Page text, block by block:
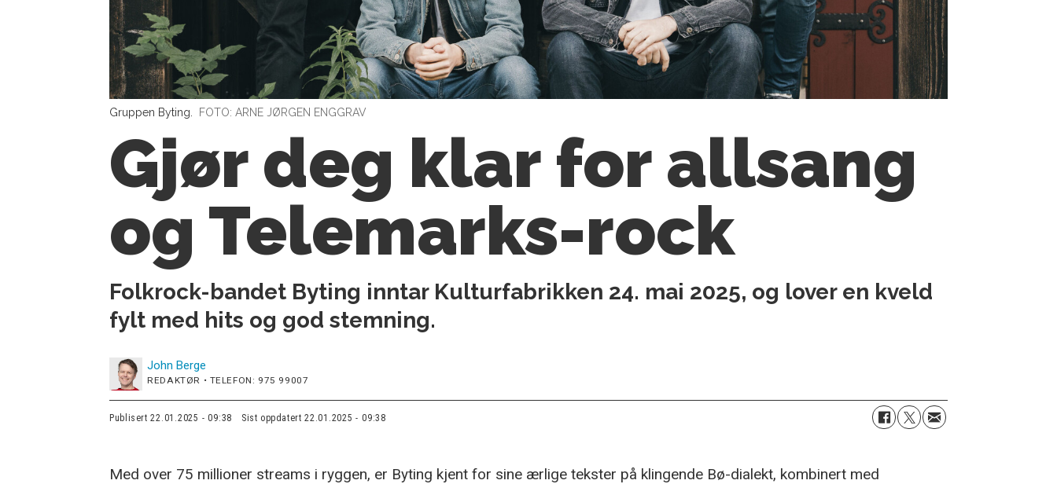
Gruppen Byting. FOTO: ARNE JØRGEN ENGGRAV
Gjør deg klar for allsang
og Telemarks-rock
Folkrock-bandet Byting inntar Kulturfabrikken 24. mai 2025, og lover en kveld
fylt med hits og god stemning.
John Berge
REDAKTØR • TELEFON: 975 99007
Publisert 22.01.2025 - 09:38 Sist oppdatert 22.01.2025 - 09:38
Med over 75 millioner streams i ryggen, er Byting kjent for sine ærlige tekster på klingende Bø-dialekt, kombinert med